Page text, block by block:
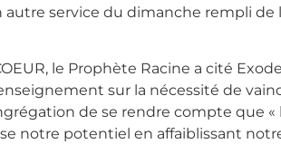
service du dimanche rempli de
le Prophète Racine a cité Exode
sur la nécessité de
de se rendre compte que «
notre potentiel en affaiblissant